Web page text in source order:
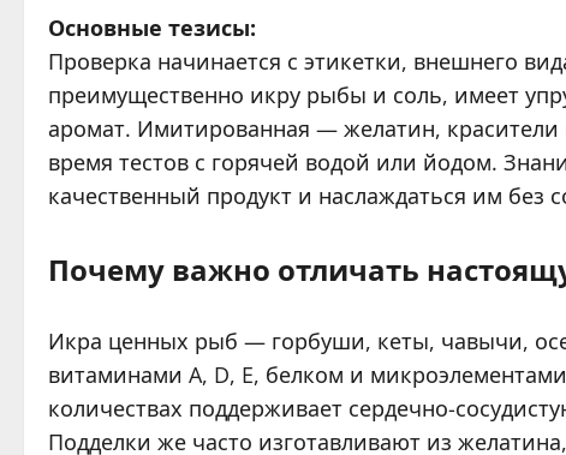
Основные тезисы:
Проверка начинается с этикетки, внешнего
преимущественно икру рыбы и соль, имеет
аромат. Имитированная — желатин,
время тестов с горячей водой или йодом.
качественный продукт и наслаждаться им без
Почему важно отличать
Икра ценных рыб — горбуши, кеты, чавычи,
витаминами A, D, E, белком и
количествах поддерживает сердечно-
Подделки же часто изготавливают из